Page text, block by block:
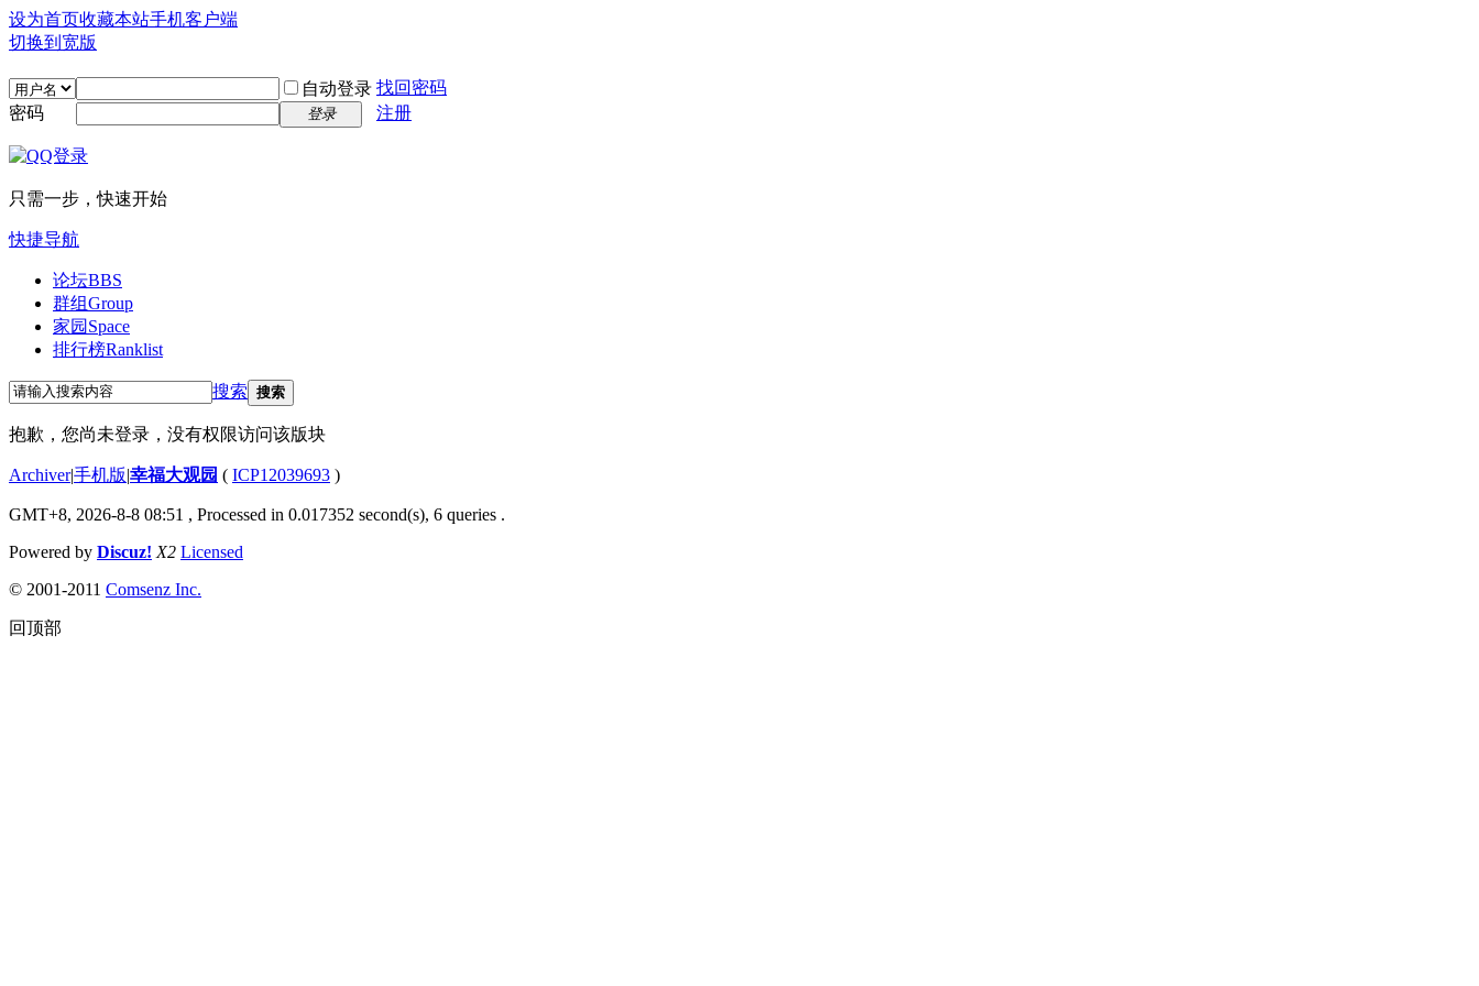
设为首页收藏本站手机客户端
切换到宽版
自动登录 找回密码
密码
登录 注册
只需一步，快速开始
快捷导航
论坛BBS
群组Group
家园 Space
排行榜Ranklist
搜索 搜索
抱歉，您尚未登录，没有权限访问该版块
Archiver|手机版|幸福大观园 ( ICP12039693 )
GMT+8, 2026-8-8 08:51 , Processed in 0.017352 second(s), 6 queries .
Powered by Discuz! X2 Licensed
© 2001-2011 Comsenz Inc.
回顶部